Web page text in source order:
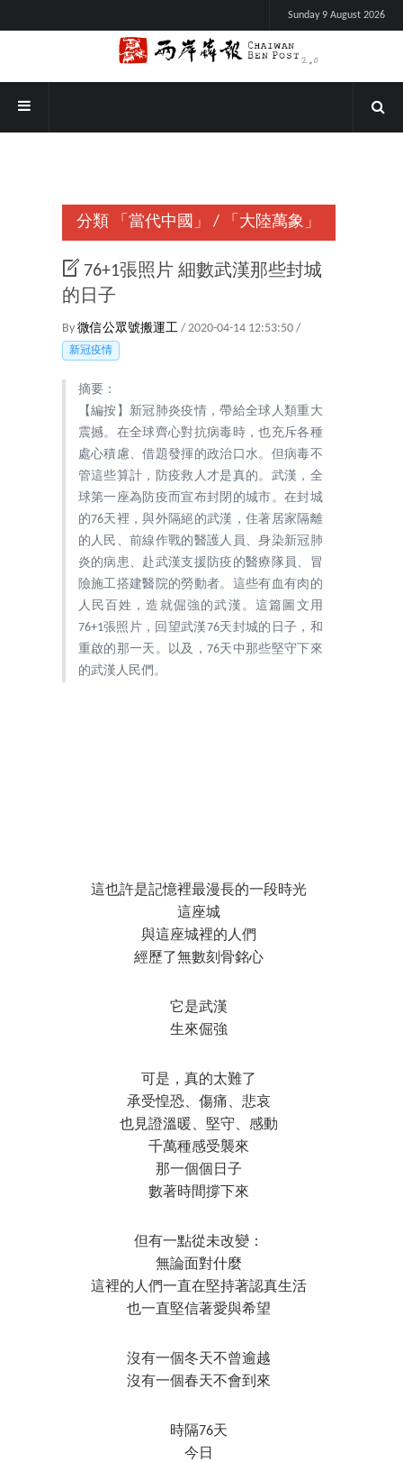
Sunday 9 August 2026
分類 「當代中國」 / 「大陸萬象」
76+1張照片 細數武漢那些封城
的日子
By 微信公眾號搬運工 / 2020-04-14 12:53:50 /
新冠疫情
摘要：
【編按】新冠肺炎疫情，帶給全球人類重大
震撼。在全球齊心對抗病毒時，也充斥各種
處心積慮、借題發揮的政治口水。但病毒不
管這些算計，防疫救人才是真的。武漢，全
球第一座為防疫而宣布封閉的城市。在封城
的76天裡，與外隔絕的武漢，住著居家隔離
的人民、前線作戰的醫護人員、身染新冠肺
炎的病患、赴武漢支援防疫的醫療隊員、冒
險施工搭建醫院的勞動者。這些有血有肉的
人民百姓，造就倔強的武漢。這篇圖文用
76+1張照片，回望武漢76天封城的日子，和
重啟的那一天。以及，76天中那些堅守下來
的武漢人民們。
這也許是記憶裡最漫長的一段時光
這座城
與這座城裡的人們
經歷了無數刻骨銘心
它是武漢
生來倔強
可是，真的太難了
承受惶恐、傷痛、悲哀
也見證溫暖、堅守、感動
千萬種感受襲來
那一個個日子
數著時間撐下來
但有一點從未改變：
無論面對什麼
這裡的人們一直在堅持著認真生活
也一直堅信著愛與希望
沒有一個冬天不曾逾越
沒有一個春天不會到來
時隔76天
今日